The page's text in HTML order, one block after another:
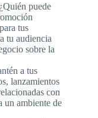
¿Quién puede
tus
tu audiencia
sobre la
a tus
lanzamientos
con
un ambiente de